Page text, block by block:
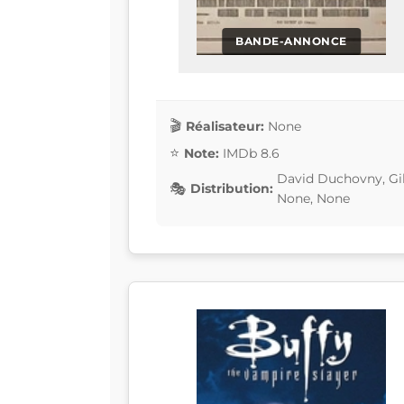
BANDE-ANNONCE
Réalisateur: None
Note: IMDb 8.6
Distribution:
David Duchovny,
None, None